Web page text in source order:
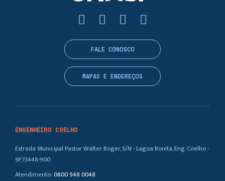
ENGENHEIRO COELHO
Estrada Municipal Pastor Walter Boger, S/N - Lagoa Bonita, Eng. Coelho -
SP, 13448-900
Atendimento:0800 948 0048
FALE CONOSCO
MAPAS E ENDEREÇOS